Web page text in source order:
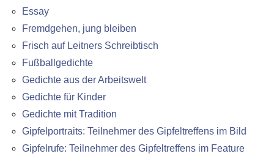
Essay
Fremdgehen, jung bleiben
Frisch auf Leitners Schreibtisch
Fußballgedichte
Gedichte aus der Arbeitswelt
Gedichte für Kinder
Gedichte mit Tradition
Gipfelportraits: Teilnehmer des Gipfeltreffens im Bild
Gipfelrufe: Teilnehmer des Gipfeltreffens im Feature